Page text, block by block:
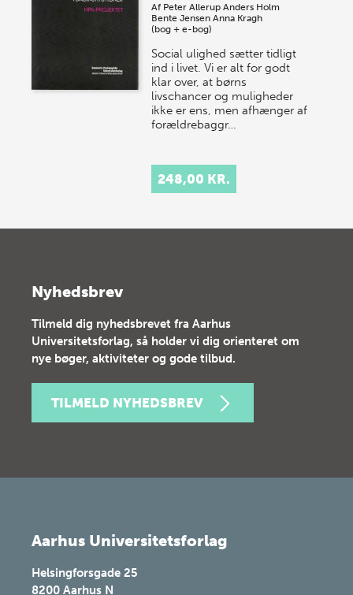
Af Peter Allerup Anders Holm
Bente Jensen Anna Kragh
(bog + e-bog)
Social ulighed sætter tidligt
ind i livet. Vi er alt for godt
klar over, at børns
livschancer og muligheder
ikke er ens, men afhænger af
forældrebaggr…
248,00 KR.
Nyhedsbrev
Tilmeld dig nyhedsbrevet fra Aarhus
Universitetsforlag, så holder vi dig orienteret om
nye bøger, aktiviteter og gode tilbud.
TILMELD NYHEDSBREV
Aarhus Universitetsforlag
Helsingforsgade 25
8200 Aarhus N